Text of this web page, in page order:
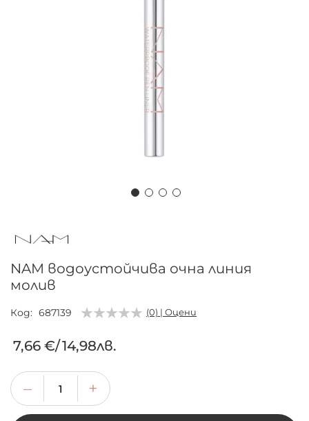
началото
галерия
със
снимки
NAM водоустойчива очна линия
молив
Код 687139 (0) | Оцени
7,66 €/14,98лв.